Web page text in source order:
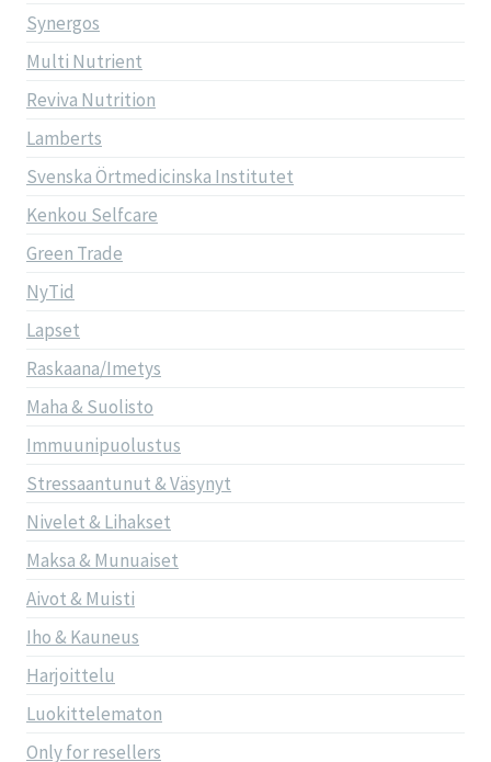
Synergos
Multi Nutrient
Reviva Nutrition
Lamberts
Svenska Örtmedicinska Institutet
Kenkou Selfcare
Green Trade
NyTid
Lapset
Raskaana/Imetys
Maha & Suolisto
Immuunipuolustus
Stressaantunut & Väsynyt
Nivelet & Lihakset
Maksa & Munuaiset
Aivot & Muisti
Iho & Kauneus
Harjoittelu
Luokittelematon
Only for resellers